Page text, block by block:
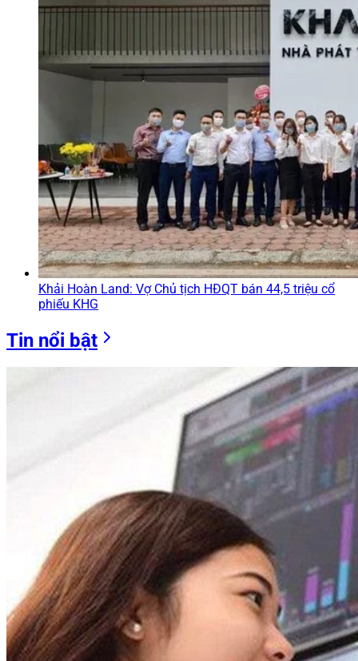
Khải Hoàn Land: Vợ Chủ tịch HĐQT bán 44,5 triệu cổ
phiếu KHG
Tin nổi bật